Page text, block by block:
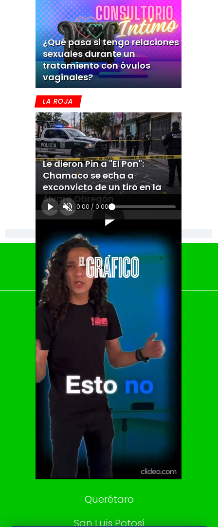
¿Qué pasa si tengo relaciones
sexuales durante un
tratamiento con óvulos
vaginales?
LA ROJA
Le dieron Pin a "El Pon":
Chamaco se echa a
exconvicto de un tiro en la
Álvaro Obregón
0:00 / 0:00
[Publicidad]
El Universal
Vive USA
Clase
De 10 sports
DeDinero
Confabulario
Aviso Oportuno
Consultas
Querétaro
San Luis Potosí